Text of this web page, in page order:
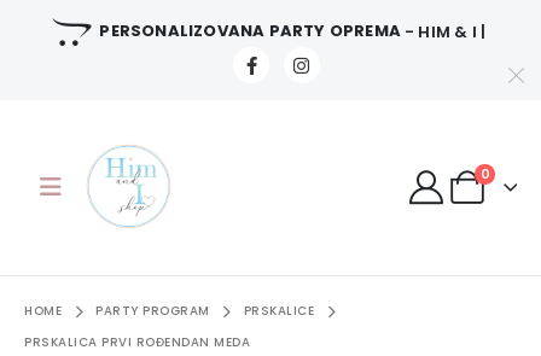
PERSONALIZOVANA PARTY OPREMA - HIM & I |
0
HOME PARTY PROGRAM
PRSKALICE
PRSKALICA PRVI ROĐENDAN MEDA